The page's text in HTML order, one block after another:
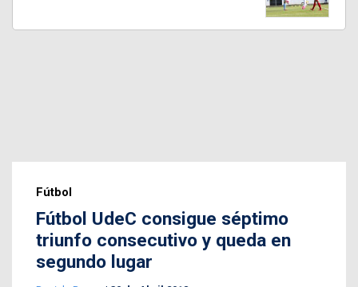
Fútbol
Fútbol UdeC consigue séptimo
triunfo consecutivo y queda en
segundo lugar